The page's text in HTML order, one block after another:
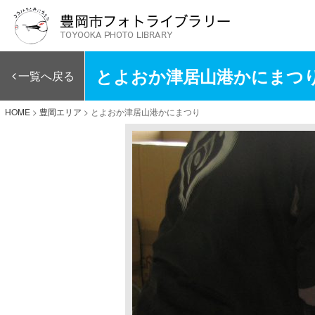
一覧へ戻る とよおか津居山港かにまつ
HOME > 豊岡エリア > とよおか津居山港かにまつり